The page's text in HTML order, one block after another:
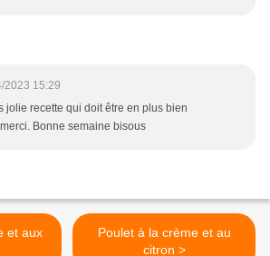
2023 15:29
jolie recette qui doit être en plus bien
Bonne semaine bisous
Poulet à la crème et au
citron >